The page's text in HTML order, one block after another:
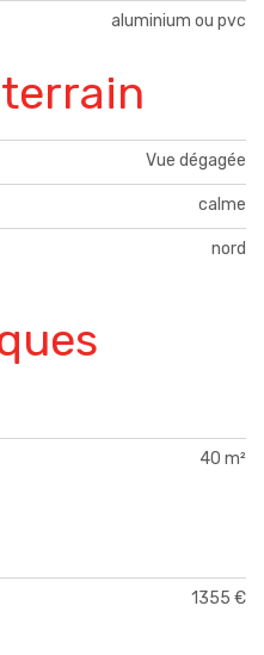
aluminium ou pvc
Vue dégagée
calme
nord
40 m²
1355 €